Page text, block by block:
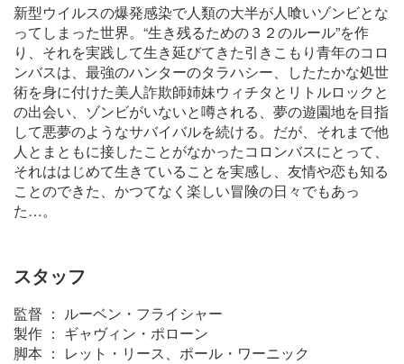
新型ウイルスの爆発感染で人類の大半が人喰いゾンビとな
ってしまった世界。“生き残るための３２のルール”を作
り、それを実践して生き延びてきた引きこもり青年のコロ
ンバスは、最強のハンターのタラハシー、したたかな処世
術を身に付けた美人詐欺師姉妹ウィチタとリトルロックと
の出会い、ゾンビがいないと噂される、夢の遊園地を目指
して悪夢のようなサバイバルを続ける。だが、それまで他
人とまともに接したことがなかったコロンバスにとって、
それははじめて生きていることを実感し、友情や恋も知る
ことのできた、かつてなく楽しい冒険の日々でもあっ
た…。
スタッフ
監督 ： ルーベン・フライシャー
製作 ： ギャヴィン・ポローン
脚本 ： レット・リース、ポール・ワーニック